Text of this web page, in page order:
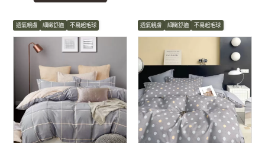
透氣親膚 細緻舒適 不易起毛球 透氣親膚 細緻舒適 不易起毛球